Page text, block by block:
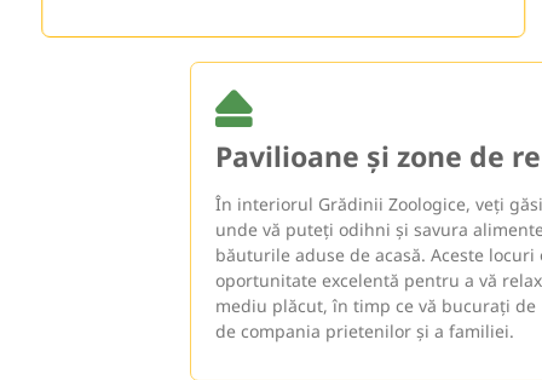
Pavilioane și zone de relaxare
În interiorul Grădinii Zoologice, veți găsi pavilioane
unde vă puteți odihni și savura alimentele și
băuturile aduse de acasă. Aceste locuri oferă o
oportunitate excelentă pentru a vă relaxa într-un
mediu plăcut, în timp ce vă bucurați de priveliște și
de compania prietenilor și a familiei.